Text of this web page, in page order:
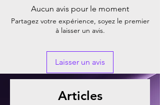
Aucun avis pour le moment
Partagez votre expérience, soyez le premier
à laisser un avis.
Laisser un avis
Articles